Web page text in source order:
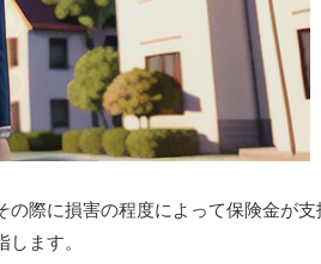
際に損害の程度によって保険金が
します。